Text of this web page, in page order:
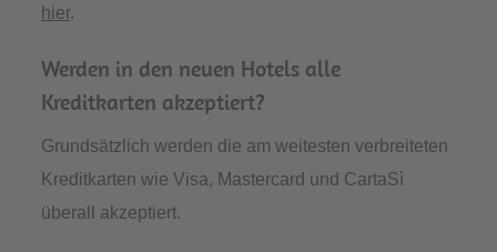
hier.
Werden in den neuen Hotels alle
Kreditkarten akzeptiert?
Grundsätzlich werden die am weitesten verbreiteten
Kreditkarten wie Visa, Mastercard und CartaSì
überall akzeptiert.